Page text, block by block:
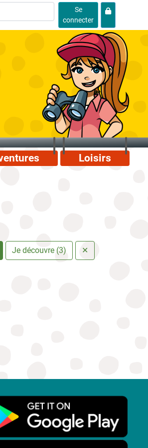
Se
connecter
Loisirs
Je découvre (3) ✕